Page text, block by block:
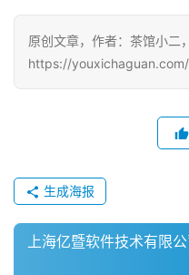
机
游
戏
休
闲
原创文章，作者：茶馆小二
https://
生成海报
上海亿暨软件技术有限公